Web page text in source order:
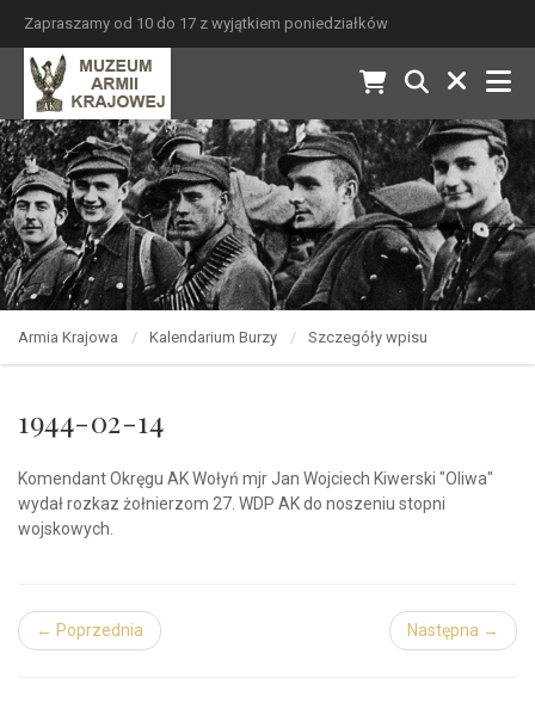
Zapraszamy od 10 do 17 z wyjątkiem poniedziałków
Armia Krajowa Kalendarium Burzy Szczegóły wpisu
1944-02-14
Komendant Okręgu AK Wołyń mjr Jan Wojciech Kiwerski "Oliwa"
wydał rozkaz żołnierzom 27. WDP AK do noszeniu stopni
wojskowych.
← Poprzednia Następna →